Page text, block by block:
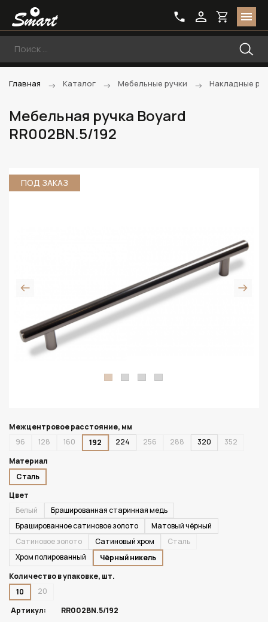
Главная Каталог Мебельные ручки Накладные
Мебельная ручка Boyard
RR002BN.5/192
ПОД ЗАКАЗ
Межцентровое расстояние, мм
96
128 160 192 224 256 288 320
352
Материал
Сталь
Цвет
Белый
Брашированная старинная медь
Брашированное сатиновое золото
Матовый чёрный
Сатиновое золото
Сатиновый хром
Сталь
Хром полированный
Чёрный никель
Количество в упаковке, шт.
10
20
Артикул:
RR002BN.5/192